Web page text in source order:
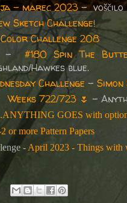
– marec 2023 - voščilo
Sketch Challenge!
Color Challenge 208
- #180 Spin The
Hawkes blue.
Challenge -
Weeks 722/723 🌷 -
GOES with
or more Pattern Papers
- April 2023 - Things with